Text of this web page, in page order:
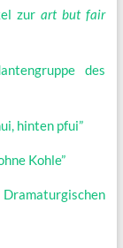
zur art but fair
des
hinten pfui”
Kohle”